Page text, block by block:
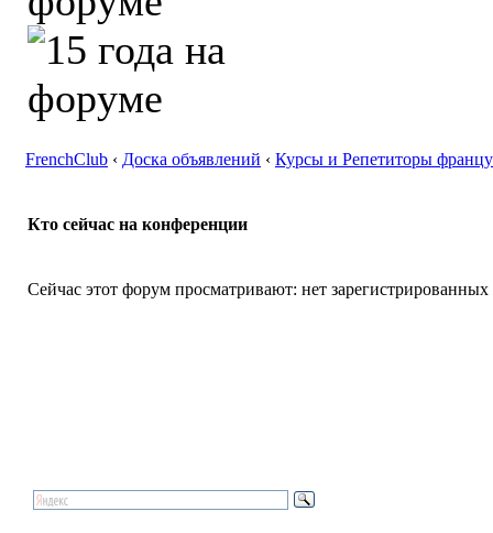
FrenchClub ‹ Доска объявлений ‹ Курсы и Репетиторы
Кто сейчас на конференции
Сейчас этот форум просматривают: нет зарегистрированных